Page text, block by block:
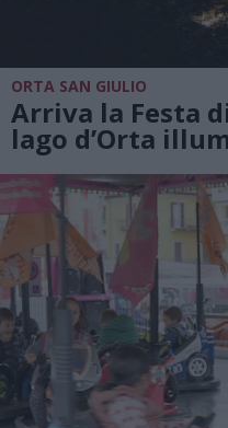
ORTA SAN GIULIO
Arriva la Festa
lago d’Orta